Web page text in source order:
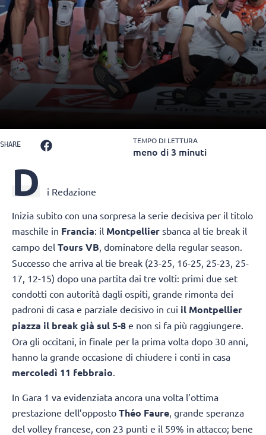
SHARE TEMPO DI LETTURA
meno di 3 minuti
D i Redazione
Inizia subito con una sorpresa la serie decisiva per il titolo
maschile in Francia: il Montpellier sbanca al tie break il
campo del Tours VB, dominatore della regular season.
Successo che arriva al tie break (23-25, 16-25, 25-23, 25-
17, 12-15) dopo una partita dai tre volti: primi due set
condotti con autorità dagli ospiti, grande rimonta dei
padroni di casa e parziale decisivo in cui il Montpellier
piazza il break già sul 5-8 e non si fa più raggiungere.
Ora gli occitani, in finale per la prima volta dopo 30 anni,
hanno la grande occasione di chiudere i conti in casa
mercoledì 11 febbraio.
In Gara 1 va evidenziata ancora una volta l’ottima
prestazione dell’opposto Théo Faure , grande speranza
del volley francese, con 23 punti e il 59% in attacco; bene